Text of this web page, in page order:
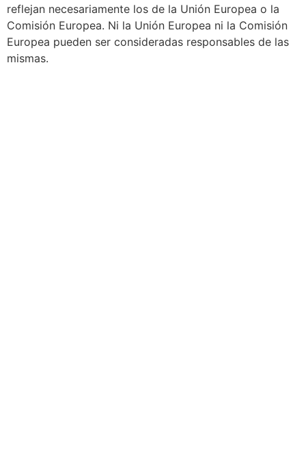
reflejan necesariamente los de la Unión Europea o la
Comisión Europea. Ni la Unión Europea ni la Comisión
Europea pueden ser consideradas responsables de las
mismas.